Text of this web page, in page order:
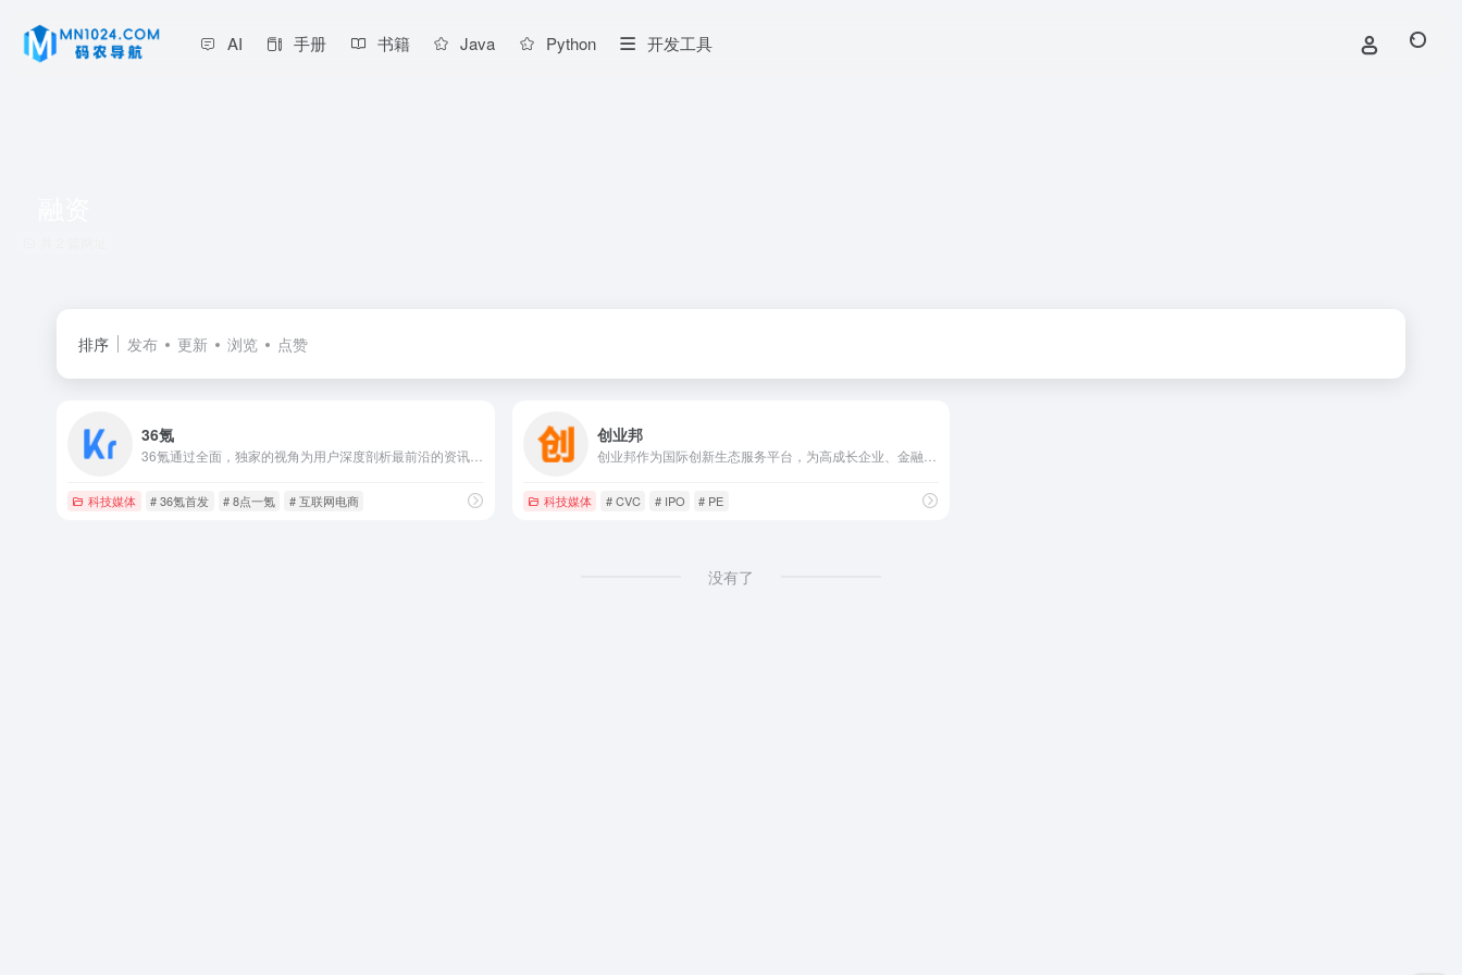
AI 手册 书籍 Java Python 开发工具
排序 发布 更新 浏览 点赞
36氪
科技媒体 # 36氪首发 # 8点一氪 # 互联网电商
创业邦
科技媒体 # CVC # IPO # PE
没有了